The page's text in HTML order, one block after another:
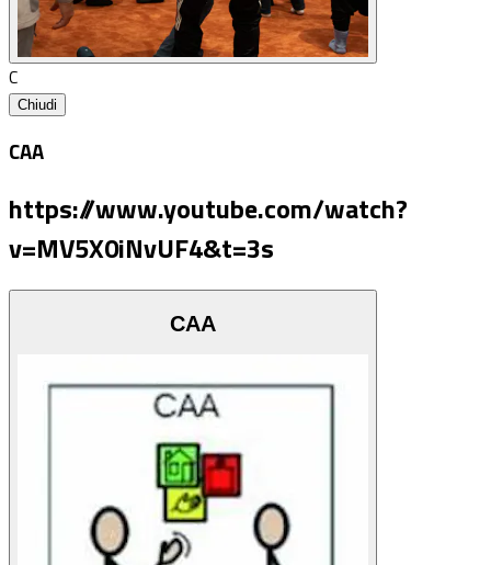
C
Chiudi
CAA
https://www.youtube.com/watch?
v=MV5X0iNvUF4&t=3s
CAA